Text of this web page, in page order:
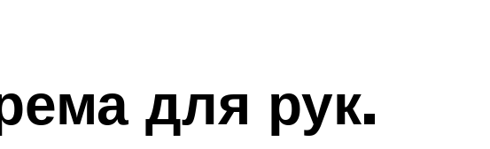
для рук.